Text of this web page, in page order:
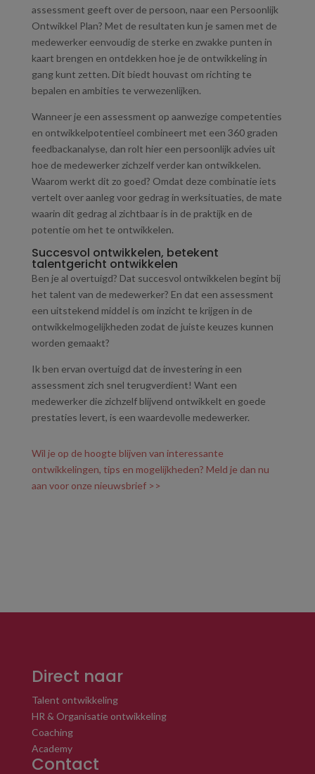
assessment geeft over de persoon, naar een Persoonlijk
Ontwikkel Plan? Met de resultaten kun je samen met de
medewerker eenvoudig de sterke en zwakke punten in
kaart brengen en ontdekken hoe je de ontwikkeling in
gang kunt zetten. Dit biedt houvast om richting te
bepalen en ambities te verwezenlijken.
Wanneer je een assessment op aanwezige competenties
en ontwikkelpotentieel combineert met een 360 graden
feedbackanalyse, dan rolt hier een persoonlijk advies uit
hoe de medewerker zichzelf verder kan ontwikkelen.
Waarom werkt dit zo goed? Omdat deze combinatie iets
vertelt over aanleg voor gedrag in werksituaties, de mate
waarin dit gedrag al zichtbaar is in de praktijk en de
potentie om het te ontwikkelen.
Succesvol ontwikkelen, betekent
talentgericht ontwikkelen
Ben je al overtuigd? Dat succesvol ontwikkelen begint bij
het talent van de medewerker? En dat een assessment
een uitstekend middel is om inzicht te krijgen in de
ontwikkelmogelijkheden zodat de juiste keuzes kunnen
worden gemaakt?
Ik ben ervan overtuigd dat de investering in een
assessment zich snel terugverdient! Want een
medewerker die zichzelf blijvend ontwikkelt en goede
prestaties levert, is een waardevolle medewerker.
Wil je op de hoogte blijven van interessante
ontwikkelingen, tips en mogelijkheden? Meld je dan nu
aan voor onze nieuwsbrief >>
Direct naar
Talent ontwikkeling
HR & Organisatie ontwikkeling
Coaching
Academy
Contact